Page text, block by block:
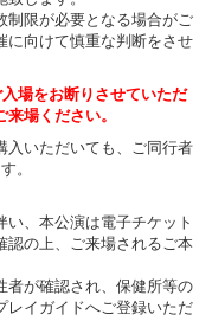
制限が必要となる場合がご
に向けて慎重な判断をさせ
場をお断りさせていただ
場ください。
入いただいても、ご同行者
。
い、本公演は電子チケット
認の上、ご来場されるご本
者が確認され、保健所等の
レイガイドへご登録いただ